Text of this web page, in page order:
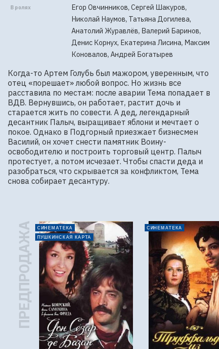
В ролях
Егор Овчинников, Сергей Шакуров,
Николай Наумов, Татьяна Догилева,
Анатолий Журавлёв, Валерий Баринов,
Денис Корнух, Екатерина Лисина, Максим
Коновалов, Андрей Богатырев
Когда-то Артем Голубь был мажором, уверенным, что
отец «порешает» любой вопрос. Но жизнь все
расставила по местам: после аварии Тема попадает в
ВДВ. Вернувшись, он работает, растит дочь и
старается жить по совести. А дед, легендарный
десантник Палыч, выращивает яблони и мечтает о
покое. Однако в Подгорный приезжает бизнесмен
Василий, он хочет снести памятник Воину-
освободителю и построить торговый центр. Палыч
протестует, а потом исчезает. Чтобы спасти деда и
разобраться, что скрывается за конфликтом, Тема
снова собирает десантуру.
ПРЕДПРОДАЖА
СИНЕМАТЕКА
ПУШКИНСКАЯ КАРТА
СИНЕМАТЕКА